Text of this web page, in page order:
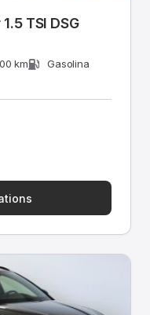
TSI DSG
km
Gasolina